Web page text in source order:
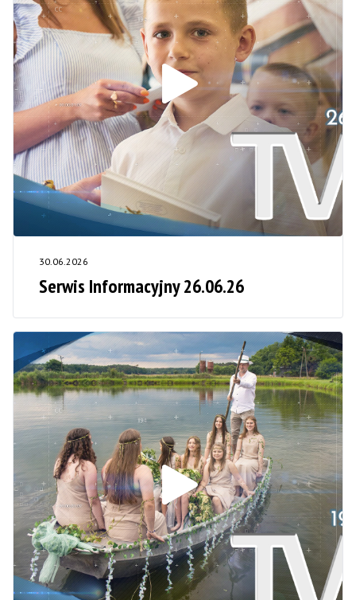
30.06.2026
Serwis Informacyjny 26.06.26